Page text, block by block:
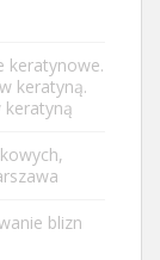
keratynowe.
keratyną.
keratyną
blizn